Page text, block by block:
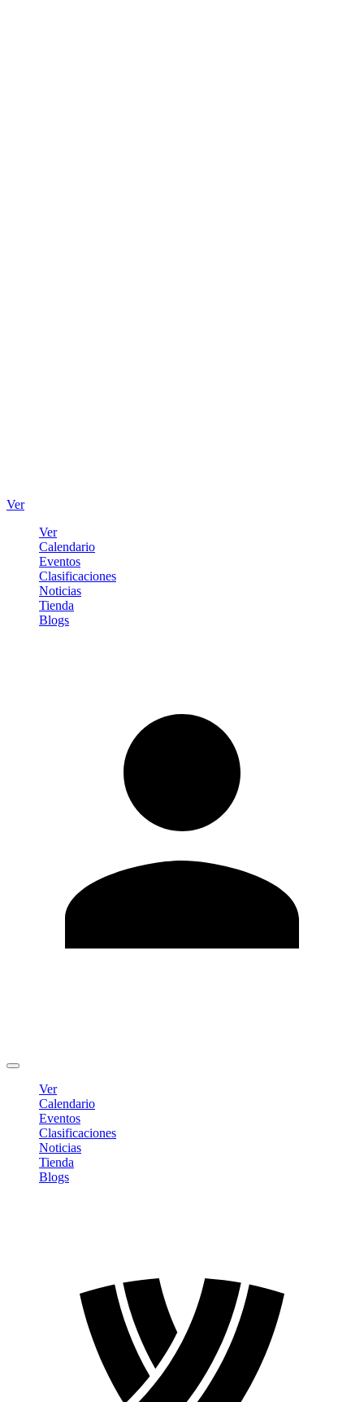
Ver
Ver
Calendario
Eventos
Clasificaciones
Noticias
Tienda
Blogs
Ver
Calendario
Eventos
Clasificaciones
Noticias
Tienda
Blogs